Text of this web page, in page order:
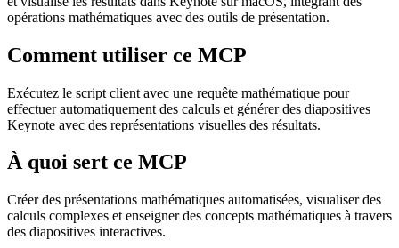
opérations mathématiques avec des outils de présentation.
Comment utiliser ce MCP
Exécutez le script client avec une requête mathématique pour
effectuer automatiquement des calculs et générer des diapositives
Keynote avec des représentations visuelles des résultats.
À quoi sert ce MCP
Créer des présentations mathématiques automatisées, visualiser des
calculs complexes et enseigner des concepts mathématiques à travers
des diapositives interactives.